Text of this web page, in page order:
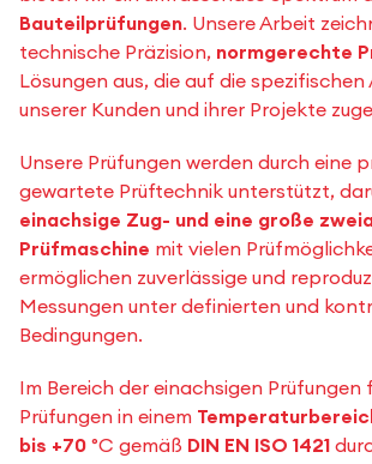
Bauteilprüfungen. Unsere Arbeit
technische Präzision, normgerechte
Lösungen aus, die auf die
unserer Kunden und ihrer Projekte
Unsere Prüfungen werden durch eine
gewartete Prüftechnik unterstützt,
einachsige Zug- und eine große
Prüfmaschine mit vielen
ermöglichen zuverlässige und
Messungen unter definierten und
Bedingungen.
Im Bereich der einachsigen Prüfungen
Prüfungen in einem
bis +70 °C gemäß DIN EN ISO 1421